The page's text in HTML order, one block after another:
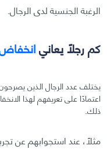
الرغبة الجنسية لدى الرجال.
كم رجلًا يعاني
يختلف عدد الرجال الذين
اعتمادًا على تعريفهم لهذا
ذلك.
مثلًا، عند استجوابهم عن